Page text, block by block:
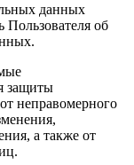
данных
об
защиты
неправомерного
а также от